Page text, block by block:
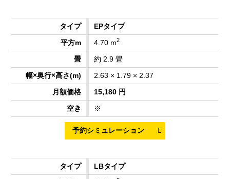
EPタイプ
4.70 m2
約 2.9 畳
2.63 × 1.79 × 2.37
15,180 円
※
LBタイプ